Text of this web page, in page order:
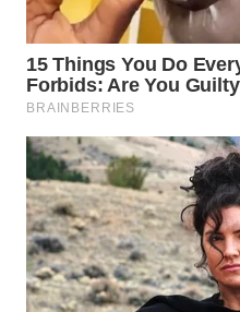
WAHANA
TRAVEL
WAHANA
TV
WAHANANEWS
ID
WAHANANEWS